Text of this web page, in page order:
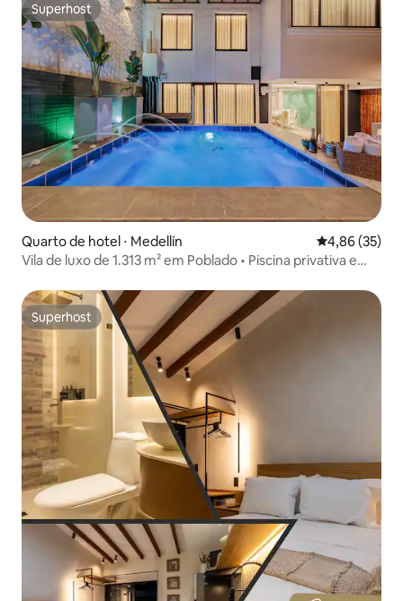
Superhost
Superhost
Quarto de hotel ⋅ Medellín 4,86 de uma
4,86 (35)
Vila de luxo de 1.313 m² em Poblado • Piscina privativa e
Superhost
Superhost